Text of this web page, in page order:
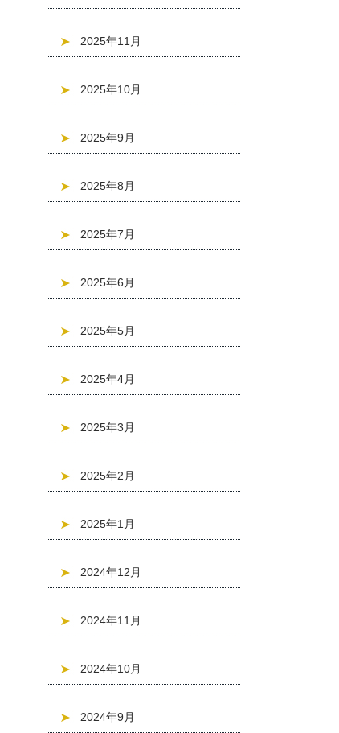
2025年11月
2025年10月
2025年9月
2025年8月
2025年7月
2025年6月
2025年5月
2025年4月
2025年3月
2025年2月
2025年1月
2024年12月
2024年11月
2024年10月
2024年9月